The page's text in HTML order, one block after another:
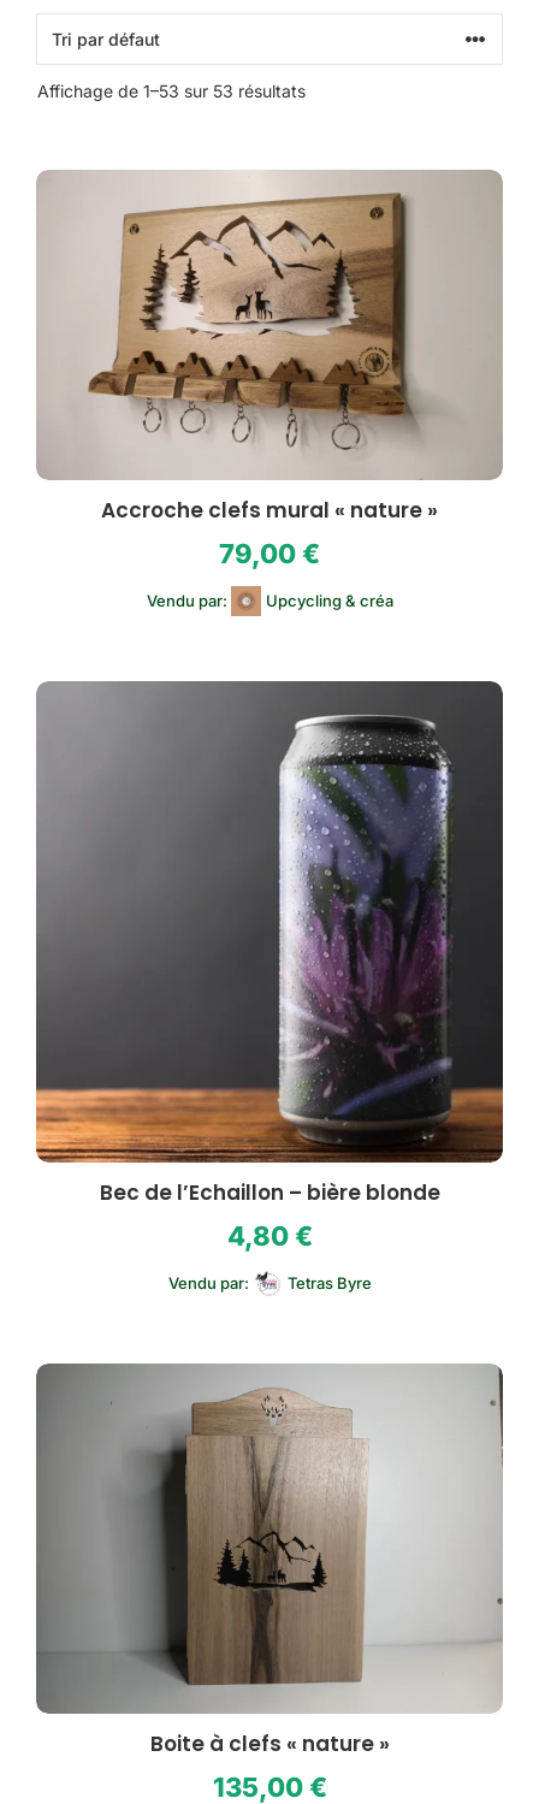
Affichage de 1–53 sur 53 résultats
Accroche clefs mural « nature »
79,00€
Vendu par: Upcycling & créa
Bec de l’Echaillon – bière blonde
4,80€
Vendu par: Tetras Byre
Boite à clefs « nature »
135,00€